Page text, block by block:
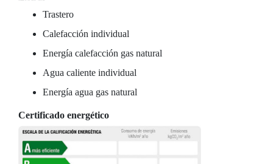
Trastero
Calefacción individual
Energía calefacción gas natural
Agua caliente individual
Energía agua gas natural
Certificado energético